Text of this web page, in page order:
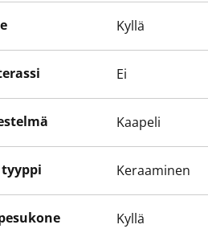
Seinät ovat
parveke avautuu ilta-aurinkoon
Kyllä
Ei
Kaapeli
Keraaminen
Kyllä